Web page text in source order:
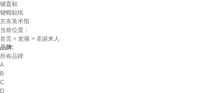
键盘贴
键帽贴纸
京东美术馆
当前位置：
首页 > 发箍 > 圣诞来人
品牌:
所有品牌
A
B
C
D